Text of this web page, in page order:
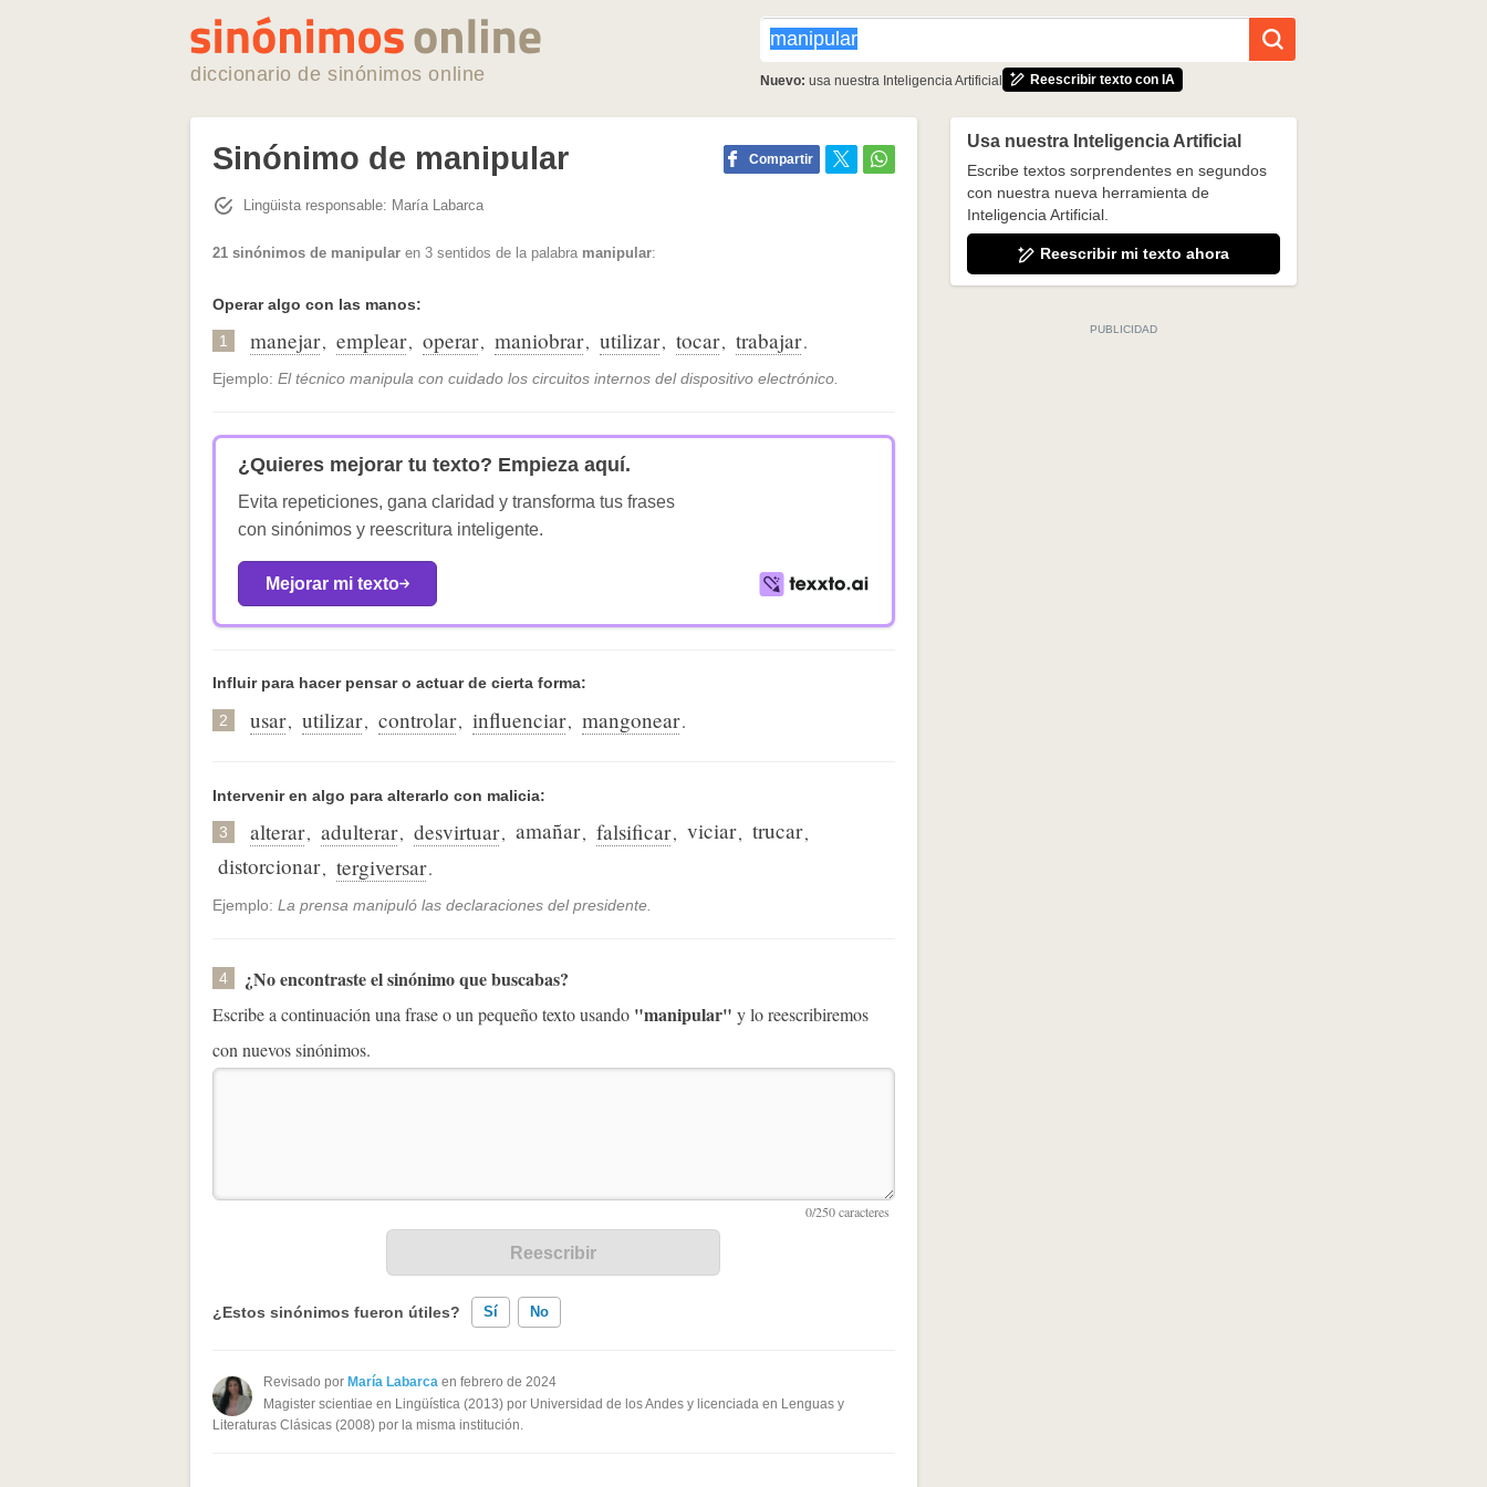
diccionario de sinónimos online Nuevo: usa nuestra Inteligencia Artificial Reescribir texto con IA
Sinónimo de manipular Compartir
Lingüista responsable: María Labarca
21 sinónimos de manipular en 3 sentidos de la palabra manipular:
Operar algo con las manos:
1 manejar, emplear, operar, maniobrar, utilizar, tocar, trabajar.
Ejemplo: El técnico manipula con cuidado los circuitos internos del dispositivo electrónico.
¿Quieres mejorar tu texto? Empieza aquí.
Evita repeticiones, gana claridad y transforma tus frases
con sinónimos y reescritura inteligente.
Mejorar mi texto
Influir para hacer pensar o actuar de cierta forma:
2 usar, utilizar, controlar, influenciar, mangonear.
Intervenir en algo para alterarlo con malicia:
3 alterar, adulterar, desvirtuar, amañar, falsificar, viciar, trucar,
distorcionar, tergiversar.
Ejemplo: La prensa manipuló las declaraciones del presidente.
4 ¿No encontraste el sinónimo que buscabas?
Escribe a continuación una frase o un pequeño texto usando "manipular" y lo reescribiremos
con nuevos sinónimos.
¿Estos sinónimos fueron útiles? Sí No
Existen sinónimos incorrectos
Ninguno de los sinónimos presentados me ayudó
Revisado por María Labarca en febrero de 2024
Magister scientiae en Lingüística (2013) por Universidad de los Andes y licenciada en Lenguas y
Literaturas Clásicas (2008) por la misma institución.
Usa nuestra Inteligencia Artificial
Escribe textos sorprendentes en segundos
con nuestra nueva herramienta de
Inteligencia Artificial.
Reescribir mi texto ahora